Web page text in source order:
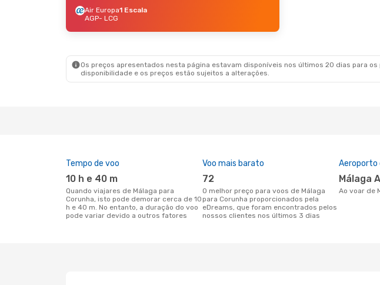
Air Europa1 Escala
AGP- LCG
Os preços apresentados nesta página estavam disponíveis nos últimos 20 dias para
disponibilidade e os preços estão sujeitos a alterações.
Tempo de voo
10 h e 40 m
Quando viajares de Málaga para
Corunha, isto pode demorar cerca de 10
h e 40 m. No entanto, a duração do voo
pode variar devido a outros fatores
Voo mais barato
72
O melhor preço para voos de Málaga
para Corunha proporcionados pela
eDreams, que foram encontrados pelos
nossos clientes nos últimos 3 dias
Aeroporto
Málaga
Ao voar de